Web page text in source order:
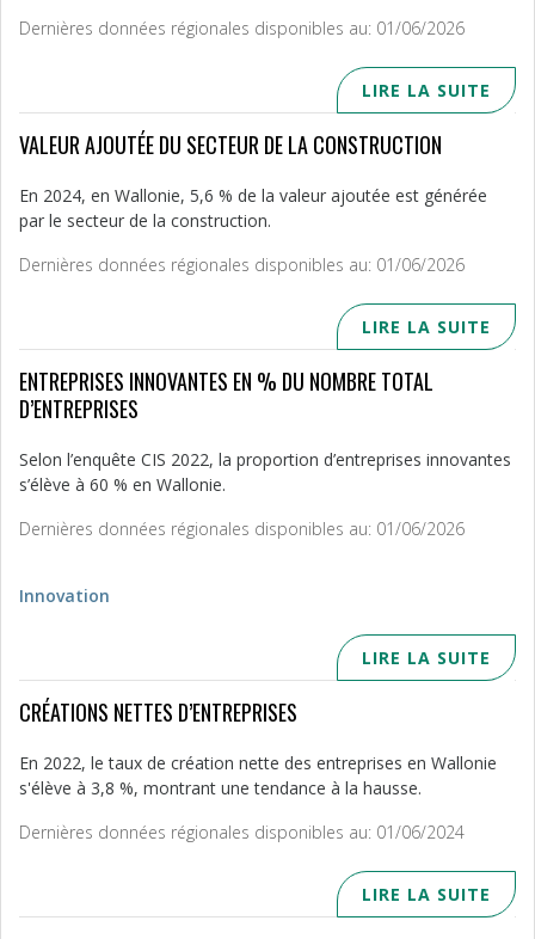
Dernières données régionales disponibles au: 01/06/2026
LIRE LA SUITE
VALEUR AJOUTÉE DU SECTEUR DE LA CONSTRUCTION
En 2024, en Wallonie, 5,6 % de la valeur ajoutée est générée
par le secteur de la construction.
Dernières données régionales disponibles au: 01/06/2026
LIRE LA SUITE
ENTREPRISES INNOVANTES EN % DU NOMBRE TOTAL
D’ENTREPRISES
Selon l’enquête CIS 2022, la proportion d’entreprises innovantes
s’élève à 60 % en Wallonie.
Dernières données régionales disponibles au: 01/06/2026
Innovation
LIRE LA SUITE
CRÉATIONS NETTES D’ENTREPRISES
En 2022, le taux de création nette des entreprises en Wallonie
s'élève à 3,8 %, montrant une tendance à la hausse.
Dernières données régionales disponibles au: 01/06/2024
LIRE LA SUITE